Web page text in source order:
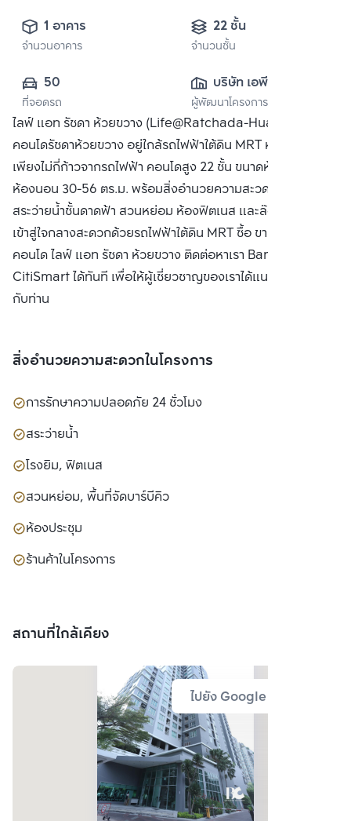
1 อาคาร
จำนวนอาคาร
22 ชั้น
จำนวนชั้น
50
ที่จอดรถ
บริษัท เอพี (ไทย
แลนด์)
จำกัด(มหาชน)
ผู้พัฒนาโครงการ
ไลฟ์ แอท รัชดา ห้วยขวาง (Life@Ratchada-Huai Khwang)
คอนโดรัชดาห้วยขวาง อยู่ใกล้รถไฟฟ้าใต้ดิน MRT ห้วยขวาง
เพียงไม่กี่ก้าวจากรถไฟฟ้า คอนโดสูง 22 ชั้น ขนาดห้องตั้งแต่ 1-2
ห้องนอน 30-56 ตร.ม. พร้อมสิ่งอำนวยความสะวดกมามาย อาทิ
สระว่ายน้ำชั้นดาดฟ้า สวนหย่อม ห้องฟิตเนส และล๊อปบี้ เดินทาง
เข้าสู่ใจกลางสะดวกด้วยรถไฟฟ้าใต้ดิน MRT ซื้อ ขาย หรือ เช่า
คอนโด ไลฟ์ แอท รัชดา ห้วยขวาง ติดต่อหาเรา Bangkok
CitiSmart ได้ทันที เพื่อให้ผู้เชี่ยวชาญของเราได้แนะนำคอนโดให้
กับท่าน
สิ่งอำนวยความสะดวกในโครงการ
การรักษาความปลอดภัย 24 ชั่วโมง
สระว่ายน้ำ
โรงยิม, ฟิตเนส
สวนหย่อม, พื้นที่จัดบาร์บีคิว
ห้องประชุม
ร้านค้าในโครงการ
สถานที่ใกล้เคียง
ไปยัง Google Map